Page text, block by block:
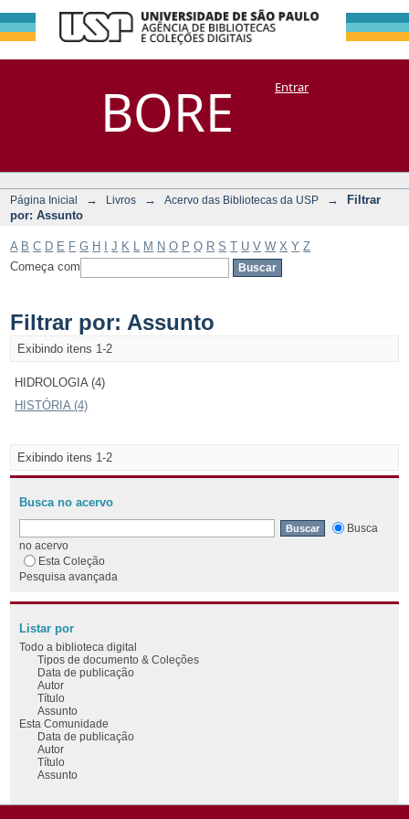
BORE
Filtrar por:
Assunto
DSpace/Manakin + CoriscoEntrar
Página Inicial → Livros → Acervo das Bibliotecas da USP →
Filtrar
por: Assunto
A B C D E F G H J K M N O P Q R S T U V W X Y Z
Começa com
Filtrar por: Assunto
Exibindo itens 1-2
HIDROLOGIA (4)
HISTÓRIA (4)
Exibindo itens 1-2
Busca no acervo
Busca
no acervo
Esta Coleção
Pesquisa avançada
Listar por
Todo a biblioteca digital
Tipos de documento & Coleções
Data de publicação
Autor
Título
Assunto
Esta Comunidade
Data de publicação
Autor
Título
Assunto